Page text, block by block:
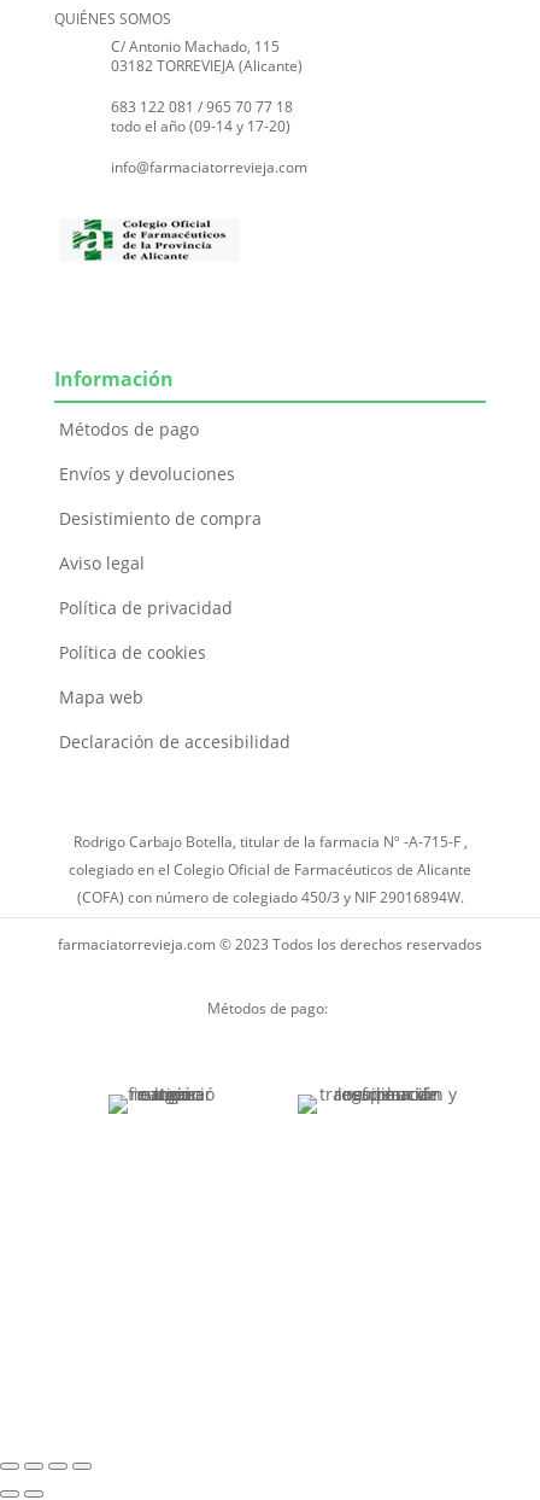
QUIÉNES SOMOS
C/ Antonio Machado, 115
03182 TORREVIEJA (Alicante)
683 122 081 /965 70 77 18
todo el año (09-14 y 17-20)
info@farmaciatorrevieja.com
Información
Métodos de pago
Envíos y devoluciones
Desistimiento de compra
Aviso legal
Política de privacidad
Política de cookies
Mapa web
Declaración de accesibilidad
Rodrigo Carbajo Botella, titular de la farmacia Nº -A-715-F ,
colegiado en el Colegio Oficial de Farmacéuticos de Alicante
(COFA) con número de colegiado 450/3 y NIF 29016894W.
farmaciatorrevieja.com © 2023 Todos los derechos reservados
Métodos de pago: